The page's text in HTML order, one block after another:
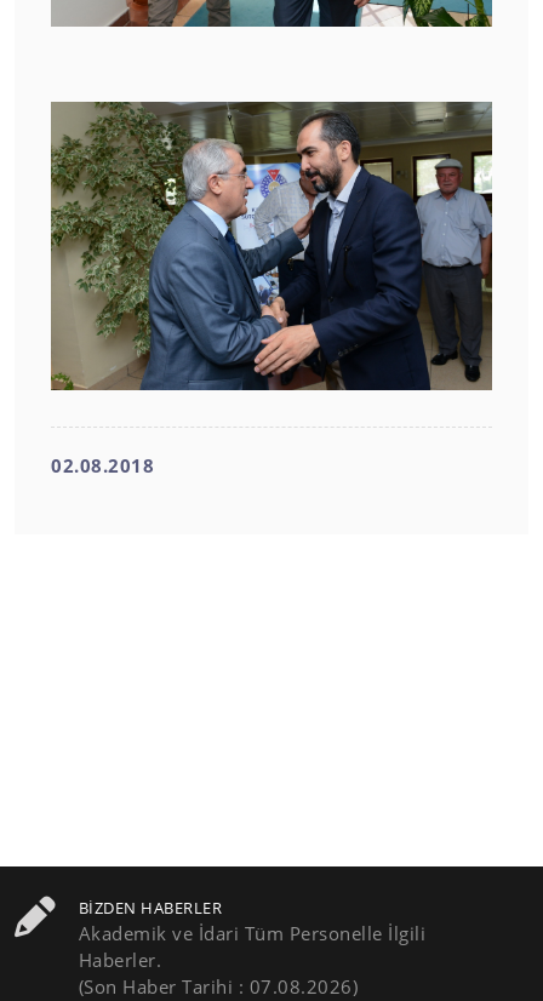
02.08.2018
BIZDEN HABERLER
Akademik ve İdari Tüm Personelle İlgili
Haberler.
(Son Haber Tarihi : 07.08.2026)